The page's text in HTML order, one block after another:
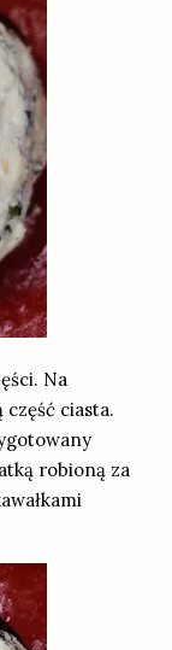
Na
część ciasta.
robioną za